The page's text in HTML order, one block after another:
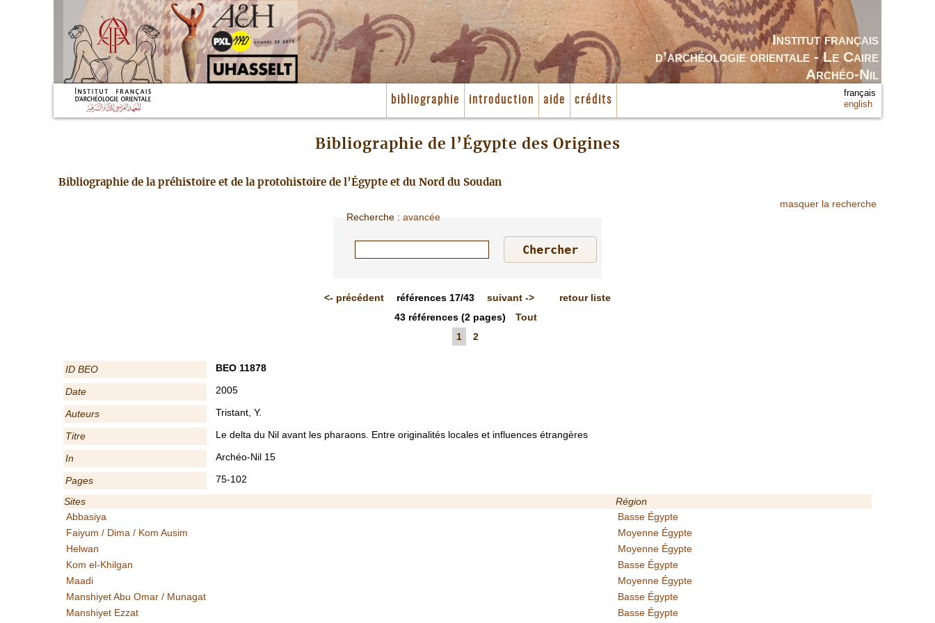
Institut français
d’archéologie orientale - Le Caire
Archéo-Nil
bibliographie introduction aide crédits
français
english
Bibliographie de l’Égypte des Origines
Bibliographie de la préhistoire et de la protohistoire de l’Égypte et du Nord du Soudan
masquer la recherche
Recherche :avancée
<- précédent références 17/43 suivant ->
retour liste
43 références(2 pages)
Tout
1
2
ID BEO BEO 11878
Date 2005
Auteurs Tristant, Y.
Titre Le delta du Nil avant les pharaons. Entre originalités locales et influences étrangères
In Archéo-Nil 15
Pages
75-102
Sites
Région
Abbasiya
Basse Égypte
Faiyum / Dima / Kom Ausim
Moyenne Égypte
Helwan
Moyenne Égypte
Kom el-Khilgan
Basse Égypte
Maadi
Moyenne Égypte
Manshiyet Abu Omar / Munagat
Basse Égypte
Manshiyet Ezzat
Basse Égypte